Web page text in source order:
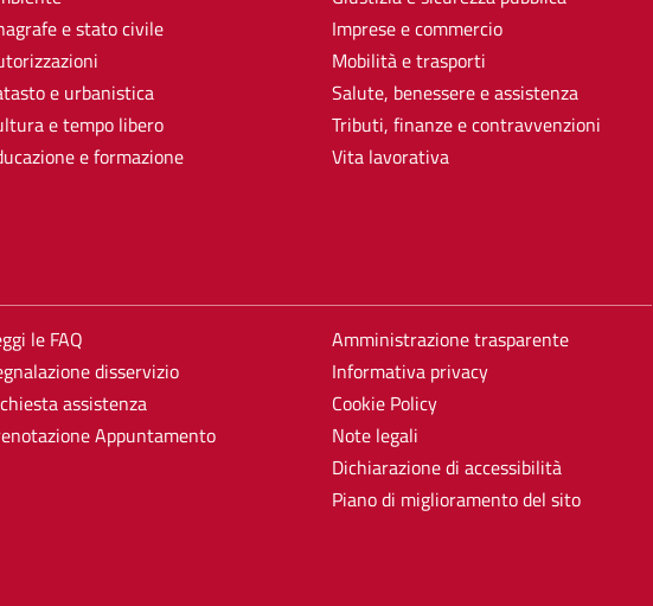
e stato civile
e urbanistica
e tempo libero
e formazione
Imprese e commercio
Mobilità e trasporti
Salute, benessere e assistenza
Tributi, finanze e contravvenzioni
Vita lavorativa
le FAQ
disservizio
assistenza
Appuntamento
Amministrazione trasparente
Informativa privacy
Cookie Policy
Note legali
Dichiarazione di accessibilità
Piano di miglioramento del sito